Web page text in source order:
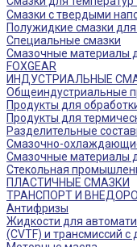
Смазки с твердыми
Полужидкие смазки
Специальные смазки
Смазочные материалы
FOXGEAR
ИНДУСТРИАЛЬНЫЕ
Общеиндустриальные
Продукты для
Продукты для
Разделительные
Смазочно-
Смазочные материалы
Стекольная
ПЛАСТИЧНЫЕ СМАЗКИ
ТРАНСПОРТ И
Антифризы
Жидкости для
(CVTF) и трансмиссий